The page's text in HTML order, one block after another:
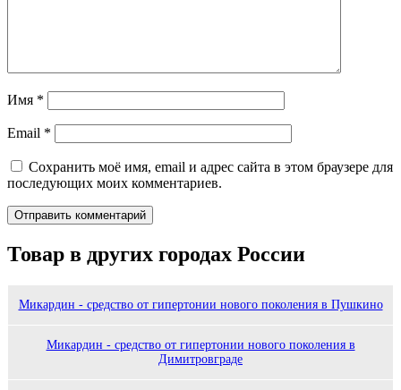
Имя *
Email *
Сохранить моё имя, email и адрес сайта в этом браузере для
последующих моих комментариев.
Товар в других городах России
Микардин - средство от гипертонии нового поколения в Пушкино
Микардин - средство от гипертонии нового поколения в
Димитровграде